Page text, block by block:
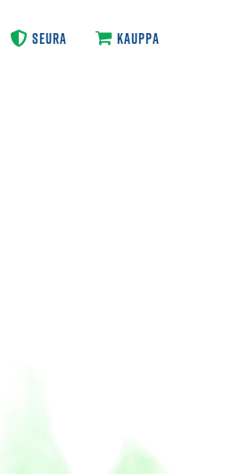
SEURA KAUPPA